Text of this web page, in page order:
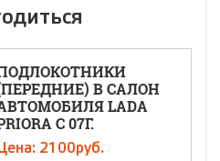
В САЛОН
LADA
С 07Г.
Цена: 2100руб.